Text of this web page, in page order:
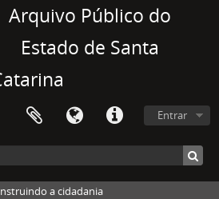
Arquivo Público do
Estado de Santa
Entrar
a cidadania